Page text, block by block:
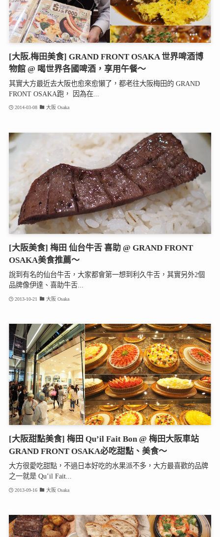
[大阪.梅田美食] GRAND FRONT OSAKA 世界啤酒博
物館 @ 喝世界各國啤酒，享用午餐～
其實大方最近去大阪也愈來愈懶了，都老往大阪梅田的 GRAND
FRONT OSAKA跑， 因為在...
2014-03-08 大阪 Osaka
[大阪美食] 梅田 仙台牛舌 喜助 @ GRAND FRONT
OSAKA美食推薦～
說到有名的仙台牛舌，大家都會第一想到利久牛舌，其實另外2個
品牌像伊達、喜助牛舌...
2013-10-21 大阪 Osaka
[大阪甜點美食] 梅田 Qu’il Fait Bon @ 梅田大阪車站
GRAND FRONT OSAKA必吃甜點、美食～
大方很愛吃甜點，不過日本好吃的水果派不多，大方最喜歡的品牌
之一就是 Qu’il Fait...
2013-09-16 大阪 Osaka